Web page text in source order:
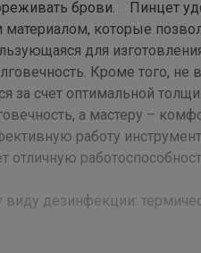
брови. Пинцет
которые
для
Кроме того,
за счет оптимальной
а мастеру –
работу
отличную
дезинфекции: